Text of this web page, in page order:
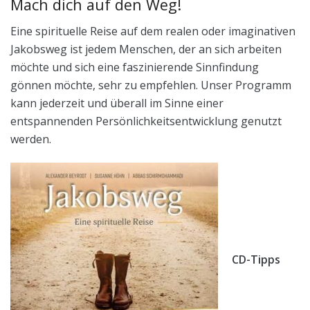
Mach dich auf den Weg!
Eine spirituelle Reise auf dem realen oder imaginativen
Jakobsweg ist jedem Menschen, der an sich arbeiten
möchte und sich eine faszinierende Sinnfindung
gönnen möchte, sehr zu empfehlen. Unser Programm
kann jederzeit und überall im Sinne einer
entspannenden Persönlichkeitsentwicklung genutzt
werden.
CD-Tipps